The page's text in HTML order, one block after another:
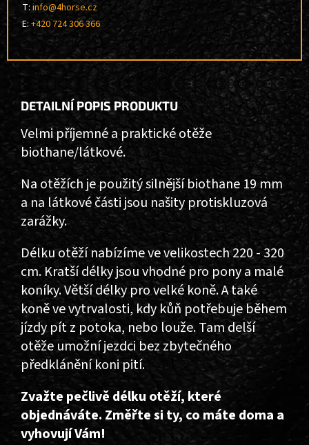
T: info@4horse.cz
E: +420 724 306 366
DETAILNÍ POPIS PRODUKTU
Velmi příjemné a praktické otěže
biothane/látkové.
Na otěžích je použitý silnější biothane 19 mm
a na látkové části jsou našity protiskluzová
zarážky.
Délku otěží nabízíme ve velikostech 220 - 320
cm. Kratší délky jsou vhodné pro pony a malé
koníky. Větší délky pro velké koně. A také
koně ve vytrvalosti, kdy kůň potřebuje během
jízdy pít z potoka, nebo louže. Tam delší
otěže umožní jezdci bez zbytečného
předklánění koni pití.
Zvažte pečlivě délku otěží, které
objednáváte. Změřte si ty, co máte doma a
vyhovují Vám!